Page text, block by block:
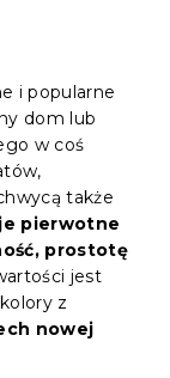
i popularne
dom lub
w coś
także
pierwotne
prostotę
jest
z
nowej